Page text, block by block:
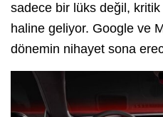
sadece bir lüks değil,
haline geliyor. Google ve
dönemin nihayet sona